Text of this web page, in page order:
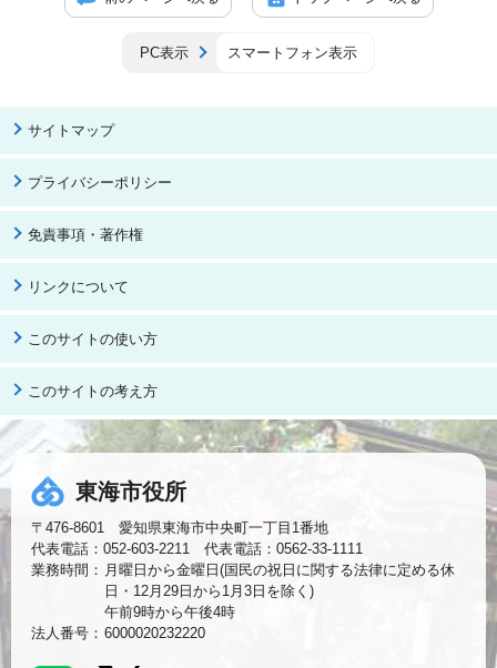
PC表示 スマートフォン表示
サイトマップ
プライバシーポリシー
免責事項・著作権
リンクについて
このサイトの使い方
このサイトの考え方
東海市役所
〒476-8601 愛知県東海市中央町一丁目1番地
代表電話：052-603-2211 代表電話：0562-33-1111
業務時間： 月曜日から金曜日(国民の祝日に関する法律に定める休
日・12月29日から1月3日を除く)
午前9時から午後4時
法人番号： 6000020232220